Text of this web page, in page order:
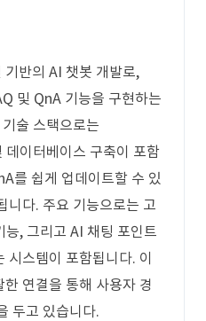
반의 AI 챗봇 개발로,
및 QnA 기능을 구현하는
술 스택으로는
이터베이스 구축이 포함
를 쉽게 업데이트할 수 있
니다. 주요 기능으로는 고
능, 그리고 AI 채팅 포인트
스템이 포함됩니다. 이
연결을 통해 사용자 경
두고 있습니다.